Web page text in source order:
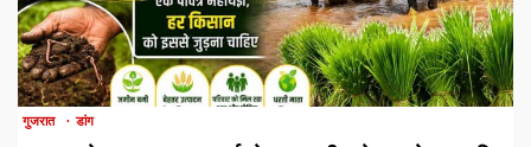
1 min read
गुजरात डांग